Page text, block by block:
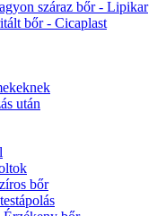
száraz bőr - Lipikar
bőr - Cicaplast
után
bőr